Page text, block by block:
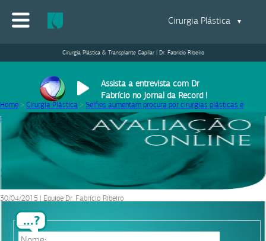
Cirurgia Plástica ▼
Cirurgia Plástica & Transplante Capilar | Dr. Fabrício Ribeiro
Assista a entrevista com Dr
Fabrício no Jornal da Record !
Home > Cirurgia Plástica > Selfies aumentam procura por cirurgias plásticas e
procedimentos estéticos >selfie
selfie
30/04/2015 | Equipe Dr. Fabrício Ribeiro